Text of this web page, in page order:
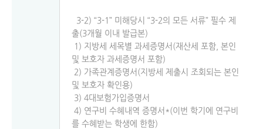
3-2) “3-1” 미해당시 “3-2의 모든 서류” 필수 제
출(3개월 이내 발급본)
1) 지방세 세목별 과세증명서(재산세 포함, 본인
및 보호자 과세증명서 포함)
2) 가족관계증명서(지방세 제출시 조회되는 본인
및 보호자 확인용)
3) 4대보험가입증명서
4) 연구비 수혜내역 증명서*(이번 학기에 연구비
를 수혜받는 학생에 한함)